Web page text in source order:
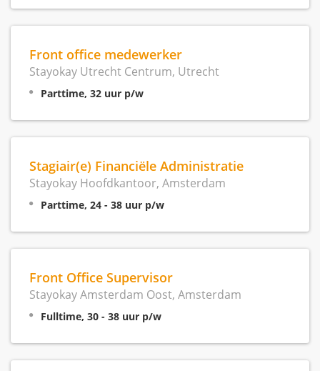
Front office medewerker
Stayokay Utrecht Centrum, Utrecht
Parttime, 32 uur p/w
Stagiair(e) Financiële Administratie
Stayokay Hoofdkantoor, Amsterdam
Parttime, 24 - 38 uur p/w
Front Office Supervisor
Stayokay Amsterdam Oost, Amsterdam
Fulltime, 30 - 38 uur p/w